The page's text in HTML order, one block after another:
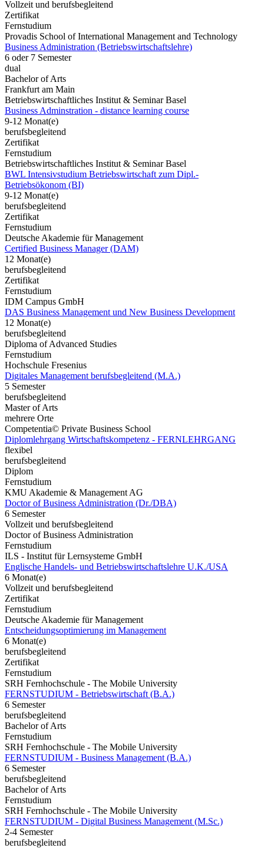
Vollzeit und berufsbegleitend
Zertifikat
Fernstudium
Provadis School of International Management and Technology
Business Administration (Betriebswirtschaftslehre)
6 oder 7 Semester
dual
Bachelor of Arts
Frankfurt am Main
Betriebswirtschaftliches Institut & Seminar Basel
Business Adminstration - distance learning course
9-12 Monat(e)
berufsbegleitend
Zertifikat
Fernstudium
Betriebswirtschaftliches Institut & Seminar Basel
BWL Intensivstudium Betriebswirtschaft zum Dipl.-
Betriebsökonom (BI)
9-12 Monat(e)
berufsbegleitend
Zertifikat
Fernstudium
Deutsche Akademie für Management
Certified Business Manager (DAM)
12 Monat(e)
berufsbegleitend
Zertifikat
Fernstudium
IDM Campus GmbH
DAS Business Management und New Business Development
12 Monat(e)
berufsbegleitend
Diploma of Advanced Studies
Fernstudium
Hochschule Fresenius
Digitales Management berufsbegleitend (M.A.)
5 Semester
berufsbegleitend
Master of Arts
mehrere Orte
Competentia© Private Business School
Diplomlehrgang Wirtschaftskompetenz - FERNLEHRGANG
flexibel
berufsbegleitend
Diplom
Fernstudium
KMU Akademie & Management AG
Doctor of Business Administration (Dr./DBA)
6 Semester
Vollzeit und berufsbegleitend
Doctor of Business Administration
Fernstudium
ILS - Institut für Lernsysteme GmbH
Englische Handels- und Betriebswirtschaftslehre U.K./USA
6 Monat(e)
Vollzeit und berufsbegleitend
Zertifikat
Fernstudium
Deutsche Akademie für Management
Entscheidungsoptimierung im Management
6 Monat(e)
berufsbegleitend
Zertifikat
Fernstudium
SRH Fernhochschule - The Mobile University
FERNSTUDIUM - Betriebswirtschaft (B.A.)
6 Semester
berufsbegleitend
Bachelor of Arts
Fernstudium
SRH Fernhochschule - The Mobile University
FERNSTUDIUM - Business Management (B.A.)
6 Semester
berufsbegleitend
Bachelor of Arts
Fernstudium
SRH Fernhochschule - The Mobile University
FERNSTUDIUM - Digital Business Management (M.Sc.)
2-4 Semester
berufsbegleitend